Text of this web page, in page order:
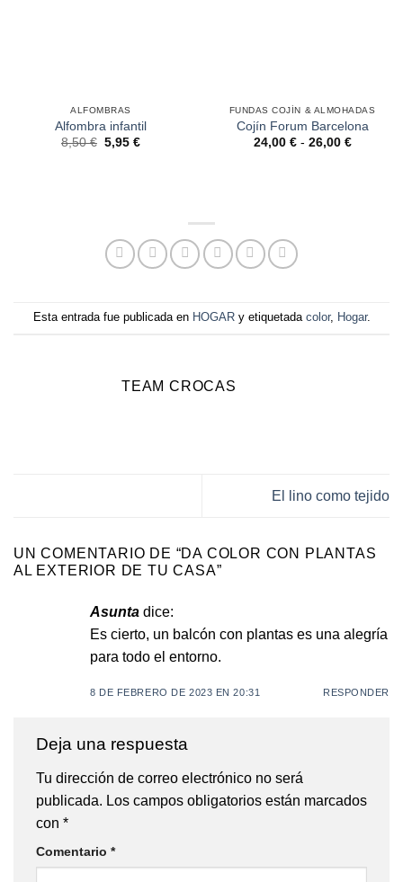
ALFOMBRAS
Alfombra infantil
8,50€ 5,95€
FUNDAS COJÍN & ALMOHADAS
Cojín Forum Barcelona
24,00 € - 26,00 €Rango
Esta entrada fue publicada en HOGARy etiquetada color, Hogar.
TEAM CROCAS
El lino como tejido
UN COMENTARIO DE “DA COLOR CON PLANTAS
AL EXTERIOR DE TU CASA”
Asunta dice:
Es cierto, un balcón con plantas es una alegría
para todo el entorno.
8 DE FEBRERO DE 2023 EN 20:31 RESPONDER
Deja una respuesta
Tu dirección de correo electrónico no será
publicada. Los campos obligatorios están marcados
con *
Comentario *